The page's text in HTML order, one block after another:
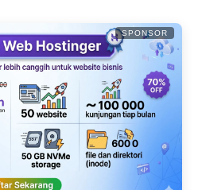
SPONSOR